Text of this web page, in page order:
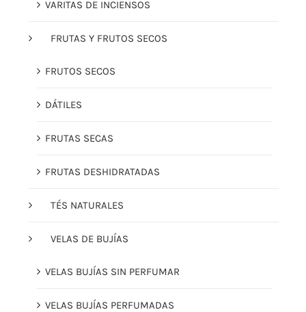
VARITAS DE INCIENSOS
FRUTAS Y FRUTOS SECOS
FRUTOS SECOS
DÁTILES
FRUTAS SECAS
FRUTAS DESHIDRATADAS
TÉS NATURALES
VELAS DE BUJÍAS
VELAS BUJÍAS SIN PERFUMAR
VELAS BUJÍAS PERFUMADAS